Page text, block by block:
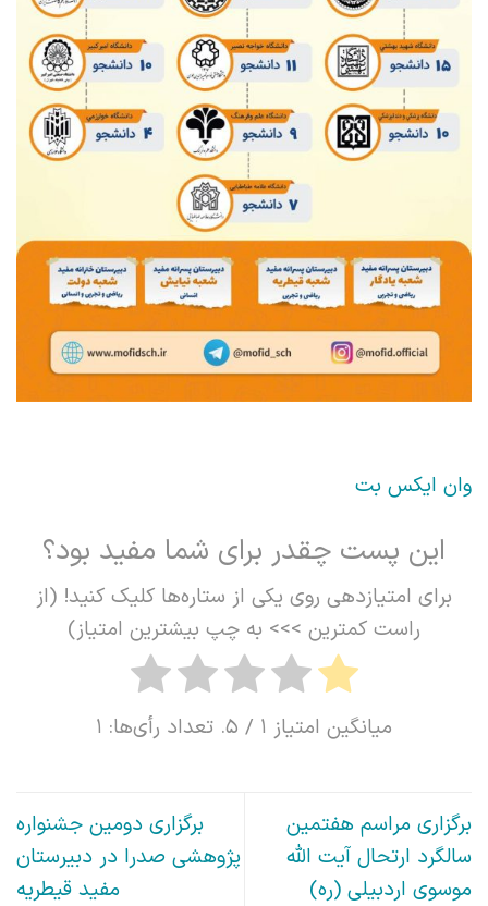
وان ایکس بت
این پست چقدر برای شما مفید بود؟
برای امتیازدهی روی یکی از ستاره‌ها کلیک کنید! (از
راست کمترین >>> به چپ بیشترین امتیاز)
میانگین امتیاز 1 / 5. تعداد رأی‌ها: 1
برگزاری مراسم هفتمین
سالگرد ارتحال آیت الله
موسوی اردبیلی (ره)
برگزاری دومین جشنواره
پژوهشی صدرا در دبیرستان
مفید قیطریه